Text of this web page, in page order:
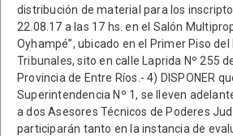
distribución de material para los
22.08.17 a las 17 hs. en el Salón
Oyhampé”, ubicado en el Primer Piso
Tribunales, sito en calle Laprida Nº 255
Provincia de Entre Ríos.- 4) DISPONER
Superintendencia Nº 1, se lleven
a dos Asesores Técnicos de Poderes
participarán tanto en la instancia de